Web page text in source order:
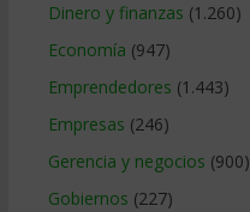
Dinero y finanzas (1.260)
Economía (947)
Emprendedores (1.443)
Empresas (246)
Gerencia y negocios (900)
Gobiernos (227)